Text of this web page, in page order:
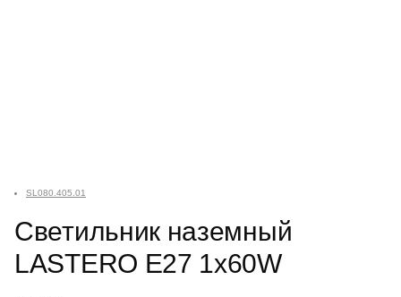
SL080.405.01
Светильник наземный
LASTERO E27 1х60W